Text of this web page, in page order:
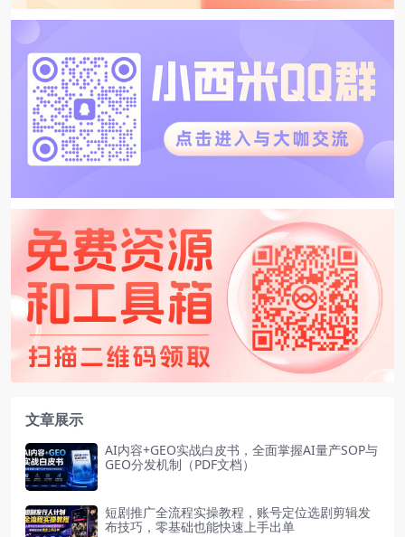
文章展示
AI内容+GEO实战白皮书，全面掌握AI量产SOP与
GEO分发机制（PDF文档）
短剧推广全流程实操教程，账号定位选剧剪辑发
布技巧，零基础也能快速上手出单